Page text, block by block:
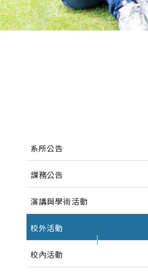
系所公告
課務公告
演講與學術活動
校外活動
校內活動